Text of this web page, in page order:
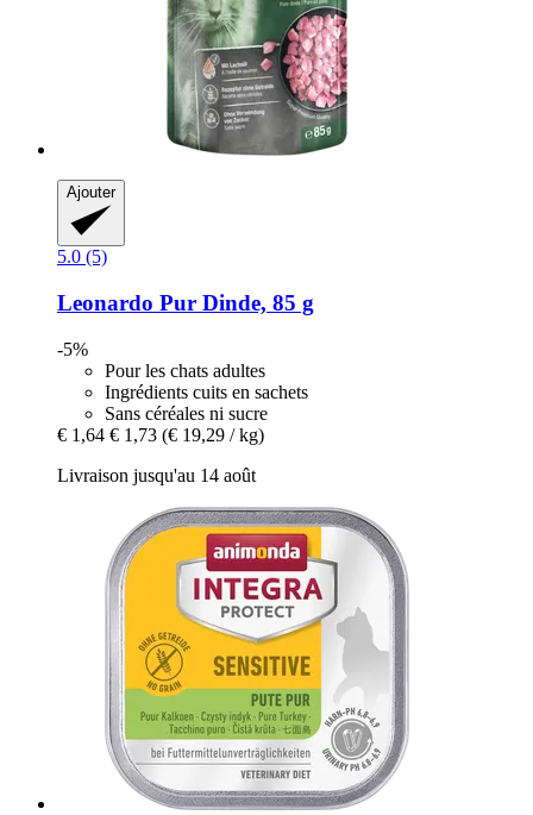
Ajouter
5.0 (5)
Leonardo Pur Dinde, 85 g
-5%
Pour les chats adultes
Ingrédients cuits en sachets
Sans céréales ni sucre
€ 1,64 € 1,73 (€ 19,29 / kg)
Livraison jusqu'au 14 août